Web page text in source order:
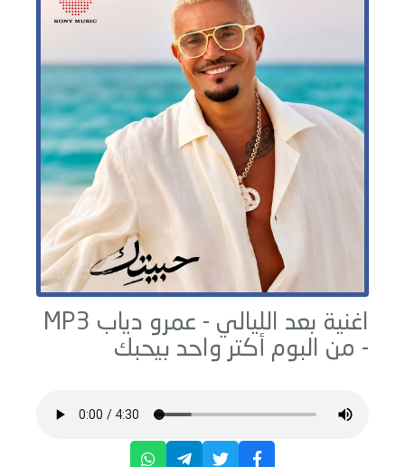
اغنية بعد الليالي - عمرو دياب MP3
- من البوم أكتر واحد بيحبك